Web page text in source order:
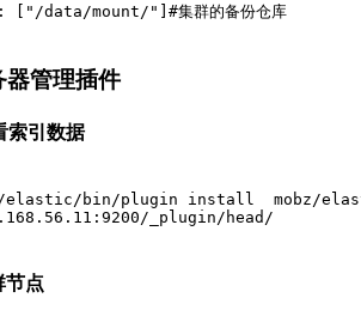
["/data/mount/"]#集群的备份仓库
器管理插件
索引数据
bin/plugin install  mobz/
_plugin/head/
节点